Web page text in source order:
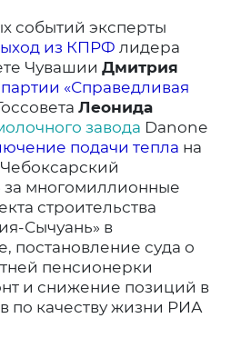
событий эксперты
из КПРФ лидера
Чувашии Дмитрия
«Справедливая
Леонида
завода Danone
подачи тепла на
за многомиллионные
строительства
Сычуань» в
постановление суда о
пенсионерки
и снижение позиций в
по качеству жизни РИА